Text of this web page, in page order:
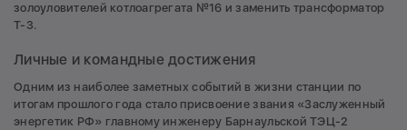
золоуловителей котлоагрегата №16 и заменить трансформатор
Т-3.
Личные и командные достижения
Одним из наиболее заметных событий в жизни станции по
итогам прошлого года стало присвоение звания «Заслуженный
энергетик РФ» главному инженеру Барнаульской ТЭЦ-2